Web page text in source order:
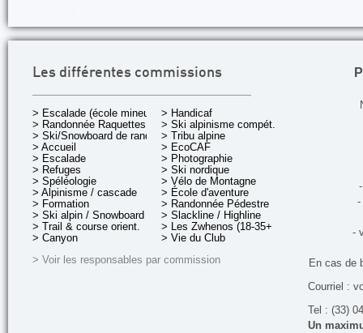
Les différentes commissions
> Escalade (école mineurs)
> Randonnée Raquettes
> Ski/Snowboard de rando.
> Accueil
> Escalade
> Refuges
> Spéléologie
> Alpinisme / cascade
> Formation
> Ski alpin / Snowboard
> Trail & course orient.
> Canyon
> Handicaf
> Ski alpinisme compét.
> Tribu alpine
> EcoCAF
> Photographie
> Ski nordique
> Vélo de Montagne
> École d'aventure
> Randonnée Pédestre
> Slackline / Highline
> Les Zwhenos (18-35+ ans)
> Vie du Club
> Voir les responsables par commission
-
-
En cas de
Courriel :
Tel : (33)
Un